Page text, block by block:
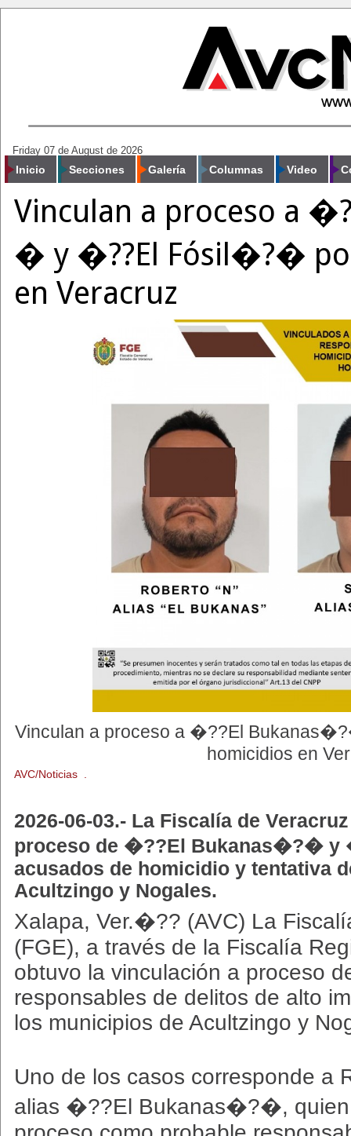
Friday 07 de August de 2026
Inicio Secciones Galería Columnas Video
Vinculan a proceso a
� y �??El Fósil�?�
en Veracruz
Vinculan a proceso a �??El
homicidios en
AVC/Noticias .
2026-06-03.- La Fiscalía de
proceso de �??El Bukanas�?�
acusados de homicidio y tentativa
Acultzingo y Nogales.
Xalapa, Ver.�?? (AVC) La
(FGE), a través de la Fiscalía
obtuvo la vinculación a proceso
responsables de delitos de alto
los municipios de Acultzingo y
Uno de los casos corresponde
alias �??El Bukanas�?�, quien